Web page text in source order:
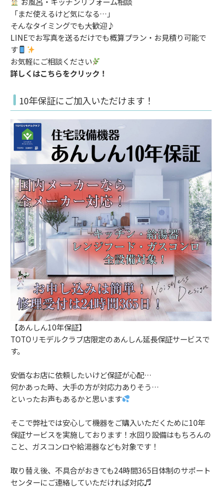
「まだ使えるけど気になる…」
そんなタイミングでも大歓迎♪
LINEでお写真を送るだけでも概算プラン・お見積り可能で
す
お気軽にご相談ください
詳しくはこちらをクリック！
10年保証にご加入いただけます！
【あんしん10年保証】
TOTOリモデルクラブ店限定のあんしん延長保証サービスで
す。
安価なお店に依頼したいけど保証が心配…
何かあった時、大手の方が対応力ありそう…
といったお声もあるかと思います
そこで弊社では安心して機器をご購入いただくために10年
保証サービスを実施しております！水回り設備はもちろんの
こと、ガスコンロや給湯器なども対象です！
取り替え後、不具合がおきても24時間365日体制のサポート
センターにご連絡していただければ対応♬